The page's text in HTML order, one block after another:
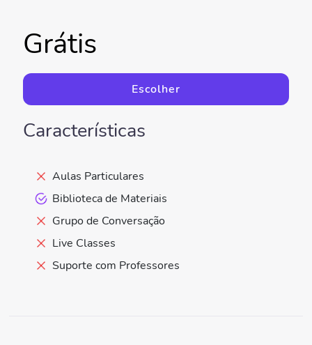
Grátis
Escolher
Características
Aulas Particulares
Biblioteca de Materiais
Grupo de Conversação
Live Classes
Suporte com Professores